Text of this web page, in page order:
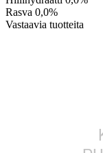
Rasva 0,0%
Vastaavia tuotteita